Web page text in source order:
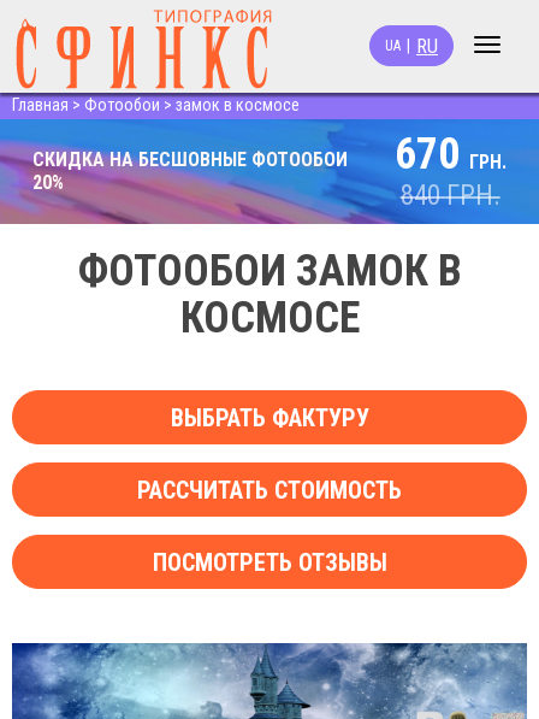
Toggle
UA RU
Главная > Фотообои > замок в космосе
СКИДКА НА БЕСШОВНЫЕ ФОТООБОИ
20%
670 ГРН.
840ГРН.
ФОТООБОИ ЗАМОК В
КОСМОСЕ
ВЫБРАТЬ ФАКТУРУ
РАССЧИТАТЬ СТОИМОСТЬ
ПОСМОТРЕТЬ ОТЗЫВЫ